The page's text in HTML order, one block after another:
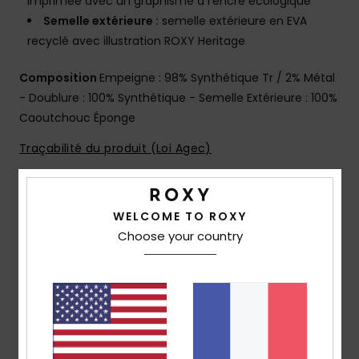
Semelle extérieure : semelle extérieure en EVA
recyclé avec illustration ROXY Heritage
Composition Empeigne : 98% Synthétique Tr / 2% Métal
- Doublure : 100% Synthétique - Semelle Extérieure : 100%
Caoutchouc Éponge
Traçabilité du produit (Loi Agec)
Livraison & Retours
Note moyenne
WELCOME TO ROXY
Choose your country